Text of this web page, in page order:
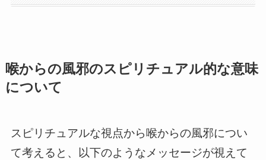
喉からの風邪のスピリチュアル的な意味
について
スピリチュアルな視点から喉からの風邪につい
て考えると、以下のようなメッセージが視えて